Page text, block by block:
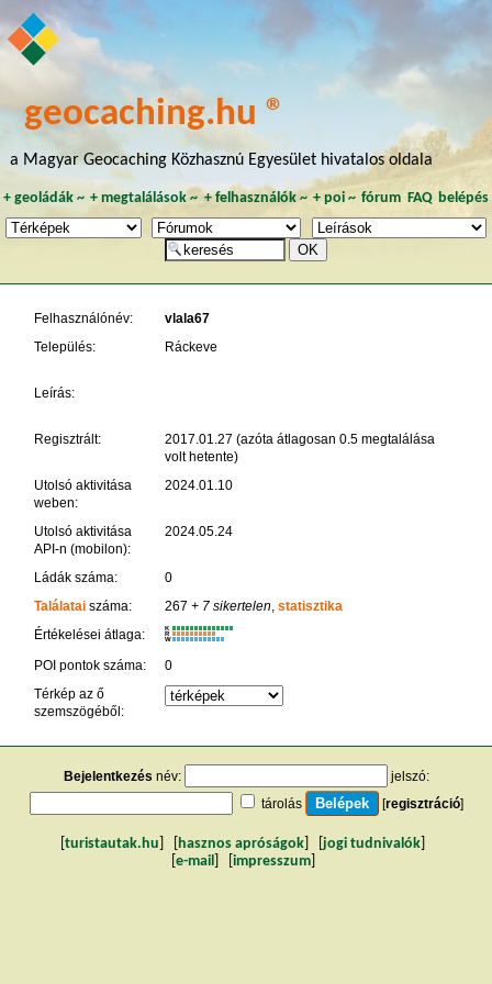
geocaching.hu ®
a Magyar Geocaching Közhasznú Egyesület hivatalos oldala
+ geoládák~ +megtalálások ~ +felhasználók~ + poi~ fórum FAQ belépés
Felhasználónév:
vlala67
Település:
Ráckeve
Leírás:
Regisztrált:
2017.01.27 (azóta átlagosan 0.5 megtalálása
volt hetente)
Utolsó aktivitása
weben:
2024.01.10
Utolsó aktivitása
API-n (mobilon):
2024.05.24
Ládák száma:
0
Találataiszáma: 267 + 7 sikertelen statisztika
Értékelései átlaga:
K
R
W
POI pontok száma:
0
Térkép az ő
szemszögéből:
Bejelentkezés név:
jelszó:
tárolás
[regisztráció]
turistautak.hu hasznos apróságok jogi tudnivalók
e-mail impresszum]